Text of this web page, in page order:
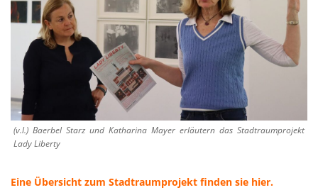
(v.l.) Baerbel Starz und Katharina Mayer erläutern das Stadtraumprojekt
Lady Liberty
Eine Übersicht zum Stadtraumprojekt finden sie hier.